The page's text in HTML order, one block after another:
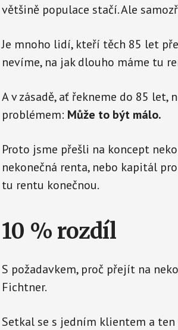
většině populace stačí. Ale
Je mnoho lidí, kteří těch 85 let
nevíme, na jak dlouho máme tu
A v zásadě, ať řekneme do 85 let,
problémem: Může to být málo.
Proto jsme přešli na koncept
nekonečná renta, nebo kapitál
tu rentu konečnou.
10 % rozdíl
S požadavkem, proč přejít na
Fichtner.
Setkal se s jedním klientem a